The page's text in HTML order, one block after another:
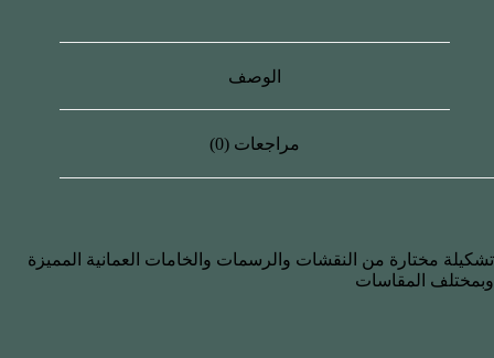
الوصف
مراجعات (0)
تشكيلة مختارة من النقشات والرسمات والخامات العمانية المميزة
وبمختلف المقاسات